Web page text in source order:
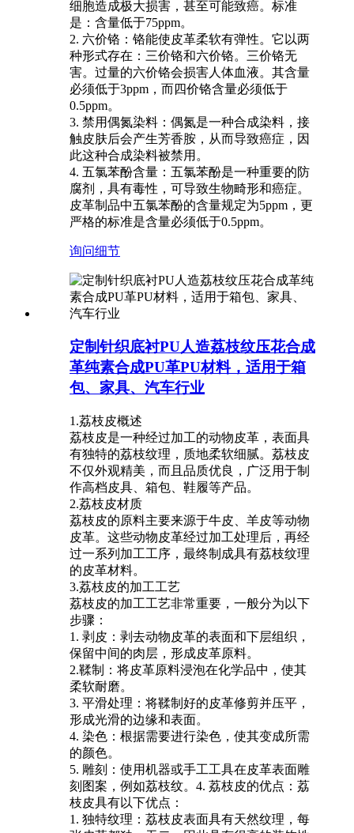
细胞造成极大损害，甚至可能致癌。标准
是：含量低于75ppm。
2. 六价铬：铬能使皮革柔软有弹性。它以两
种形式存在：三价铬和六价铬。三价铬无
害。过量的六价铬会损害人体血液。其含量
必须低于3ppm，而四价铬含量必须低于
0.5ppm。
3. 禁用偶氮染料：偶氮是一种合成染料，接
触皮肤后会产生芳香胺，从而导致癌症，因
此这种合成染料被禁用。
4. 五氯苯酚含量：五氯苯酚是一种重要的防
腐剂，具有毒性，可导致生物畸形和癌症。
皮革制品中五氯苯酚的含量规定为5ppm，更
严格的标准是含量必须低于0.5ppm。
询问细节
定制针织底衬PU人造荔枝纹压花合成
革纯素合成PU革PU材料，适用于箱
包、家具、汽车行业
1.荔枝皮概述
荔枝皮是一种经过加工的动物皮革，表面具
有独特的荔枝纹理，质地柔软细腻。荔枝皮
不仅外观精美，而且品质优良，广泛用于制
作高档皮具、箱包、鞋履等产品。
2.荔枝皮材质
荔枝皮的原料主要来源于牛皮、羊皮等动物
皮革。这些动物皮革经过加工处理后，再经
过一系列加工工序，最终制成具有荔枝纹理
的皮革材料。
3.荔枝皮的加工工艺
荔枝皮的加工工艺非常重要，一般分为以下
步骤：
1. 剥皮：剥去动物皮革的表面和下层组织，
保留中间的肉层，形成皮革原料。
2.鞣制：将皮革原料浸泡在化学品中，使其
柔软耐磨。
3. 平滑处理：将鞣制好的皮革修剪并压平，
形成光滑的边缘和表面。
4. 染色：根据需要进行染色，使其变成所需
的颜色。
5. 雕刻：使用机器或手工工具在皮革表面雕
刻图案，例如荔枝纹。4. 荔枝皮的优点：荔
枝皮具有以下优点：
1. 独特纹理：荔枝皮表面具有天然纹理，每